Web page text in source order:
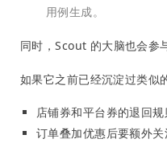
用例生成。
同时，Scout 的大脑也会参
如果它之前已经沉淀过类似
店铺券和平台券的退回规
订单叠加优惠后要额外